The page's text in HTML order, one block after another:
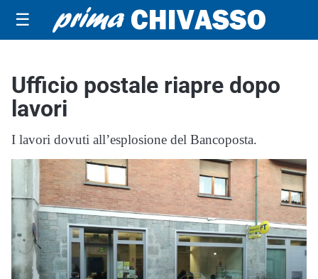
☰
Ufficio postale riapre dopo
lavori
I lavori dovuti all’esplosione del Bancoposta.